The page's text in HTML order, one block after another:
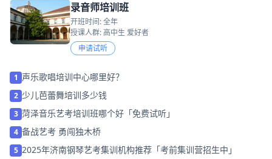
录音师培训班
开班时间: 全年
授课人群: 高中生 爱好者
申请试听
1 声乐歌唱培训中心哪里好？
2 少儿芭蕾舞培训多少钱
3 菏泽音乐艺考培训班哪个好「免费试听」
4 备战艺考 勇闯独木桥
5 2025年济南钢琴艺考集训机构推荐「考前集训营招生中」